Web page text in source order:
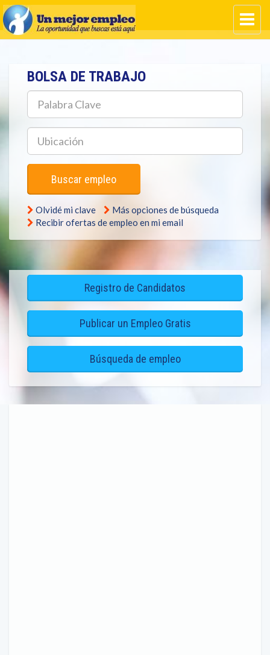
BOLSA DE TRABAJO
Palabra
Clave
Ubicación
Buscar empleo
Olvidé mi clave
Más opciones de búsqueda
Recibir ofertas de empleo en mi email
Registro de Candidatos
Publicar un Empleo Gratis
Búsqueda de empleo